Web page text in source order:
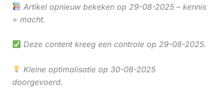
Artikel opnieuw bekeken op 29-08-2025 – kennis
= macht.
Deze content kreeg een controle op 29-08-2025.
Kleine optimalisatie op 30-08-2025
doorgevoerd.